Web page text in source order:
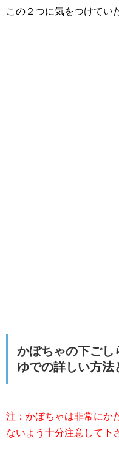
この２つに気をつけてい
かぼちゃの下ごし
ゆでの詳しい方法
注：かぼちゃは非常にか
ないよう十分注意して下